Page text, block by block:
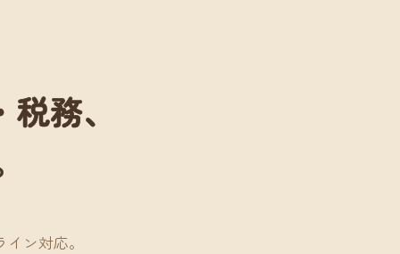
務、
ン対応。